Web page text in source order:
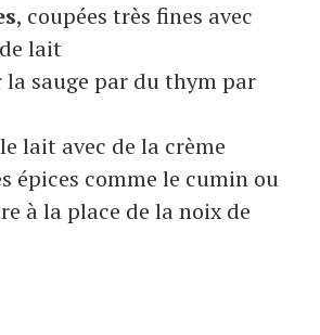
, coupées très fines avec
lait
la sauge par du thym par
lait avec de la crème
épices comme le cumin ou
à la place de la noix de